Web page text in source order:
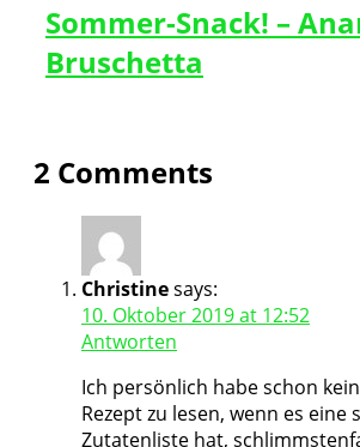
Sommer-Snack! –
Bruschetta
2 Comments
Christinesays:
10. Oktober 2019 at 12:52
Antworten
Ich persönlich habe schon
Rezept zu lesen, wenn es eine
Zutatenliste hat,